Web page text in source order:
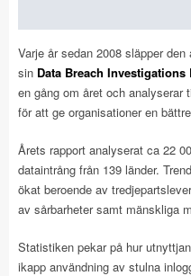
Varje år sedan 2008 släpper
sin Data Breach Investigations
en gång om året och analyserar
för att ge organisationer en
Årets rapport analyserat ca 22
dataintrång från 139 länder.
ökat beroende av
av sårbarheter samt mänskliga
Statistiken pekar på hur
ikapp användning av stulna